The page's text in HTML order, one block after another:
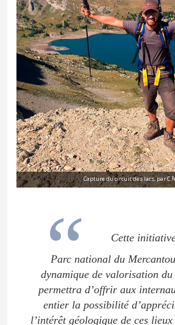
Capture du circuit des lacs, par
Cette
Parc national du
dynamique de valorisation
permettra d’offrir aux
entier la possibilité
l’intérêt géologique de ces